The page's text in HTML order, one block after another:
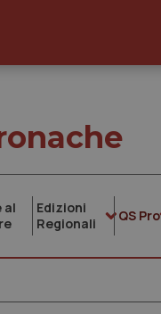
al
Edizioni
Regionali
QS Pro